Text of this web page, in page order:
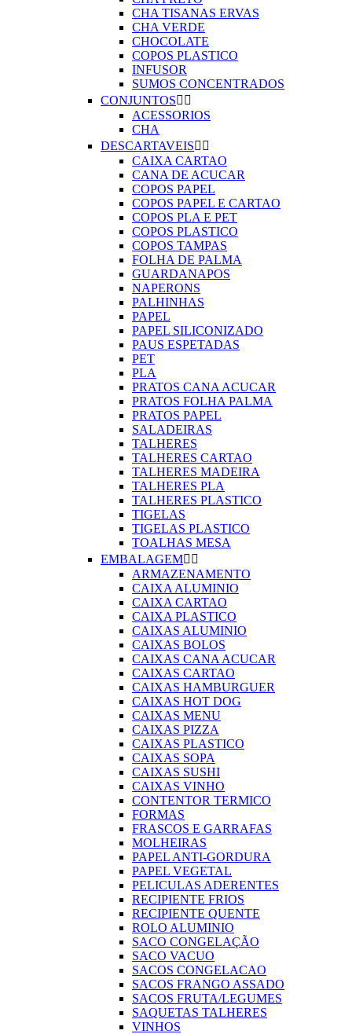
CHA TISANAS ERVAS
CHA VERDE
CHOCOLATE
COPOS PLASTICO
INFUSOR
SUMOS CONCENTRADOS
CONJUNTOS 
ACESSORIOS
CHA
DESCARTAVEIS 
CAIXA CARTAO
CANA DE ACUCAR
COPOS PAPEL
COPOS PAPEL E CARTAO
COPOS PLA E PET
COPOS PLASTICO
COPOS TAMPAS
FOLHA DE PALMA
GUARDANAPOS
NAPERONS
PALHINHAS
PAPEL
PAPEL SILICONIZADO
PAUS ESPETADAS
PET
PLA
PRATOS CANA ACUCAR
PRATOS FOLHA PALMA
PRATOS PAPEL
SALADEIRAS
TALHERES
TALHERES CARTAO
TALHERES MADEIRA
TALHERES PLA
TALHERES PLASTICO
TIGELAS
TIGELAS PLASTICO
TOALHAS MESA
EMBALAGEM 
ARMAZENAMENTO
CAIXA ALUMINIO
CAIXA CARTAO
CAIXA PLASTICO
CAIXAS ALUMINIO
CAIXAS BOLOS
CAIXAS CANA ACUCAR
CAIXAS CARTAO
CAIXAS HAMBURGUER
CAIXAS HOT DOG
CAIXAS MENU
CAIXAS PIZZA
CAIXAS PLASTICO
CAIXAS SOPA
CAIXAS SUSHI
CAIXAS VINHO
CONTENTOR TERMICO
FORMAS
FRASCOS E GARRAFAS
MOLHEIRAS
PAPEL ANTI-GORDURA
PAPEL VEGETAL
PELICULAS ADERENTES
RECIPIENTE FRIOS
RECIPIENTE QUENTE
ROLO ALUMINIO
SACO CONGELAÇÃO
SACO VACUO
SACOS CONGELACAO
SACOS FRANGO ASSADO
SACOS FRUTA/LEGUMES
SAQUETAS TALHERES
VINHOS